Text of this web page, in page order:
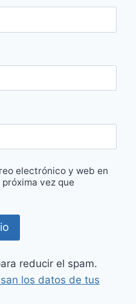
electrónico y web en
vez que
reducir el spam.
los datos de tus